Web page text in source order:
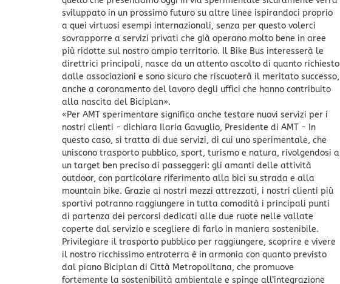
sviluppato in un prossimo futuro su altre linee ispirandoci proprio
a quei virtuosi esempi internazionali, senza per questo volerci
sovrapporre a servizi privati che già operano molto bene in aree
più ridotte sul nostro ampio territorio. Il Bike Bus interesserà le
direttrici principali, nasce da un attento ascolto di quanto richiesto
dalle associazioni e sono sicuro che riscuoterà il meritato successo,
anche a coronamento del lavoro degli uffici che hanno contribuito
alla nascita del Biciplan».
«Per AMT sperimentare significa anche testare nuovi servizi per i
nostri clienti - dichiara Ilaria Gavuglio, Presidente di AMT - In
questo caso, si tratta di due servizi, di cui uno sperimentale, che
uniscono trasporto pubblico, sport, turismo e natura, rivolgendosi a
un target ben preciso di passeggeri: gli amanti delle attività
outdoor, con particolare riferimento alla bici su strada e alla
mountain bike. Grazie ai nostri mezzi attrezzati, i nostri clienti più
sportivi potranno raggiungere in tutta comodità i principali punti
di partenza dei percorsi dedicati alle due ruote nelle vallate
coperte dal servizio e scegliere di farlo in maniera sostenibile.
Privilegiare il trasporto pubblico per raggiungere, scoprire e vivere
il nostro ricchissimo entroterra è in armonia con quanto previsto
dal piano Biciplan di Città Metropolitana, che promuove
fortemente la sostenibilità ambientale e spinge all’integrazione